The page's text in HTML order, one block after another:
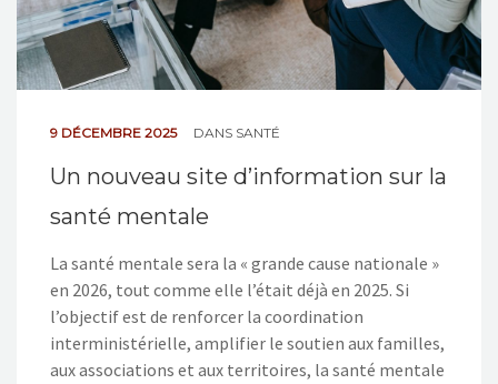
9 DÉCEMBRE 2025 DANS SANTÉ
Un nouveau site d’information sur la
santé mentale
La santé mentale sera la « grande cause nationale »
en 2026, tout comme elle l’était déjà en 2025. Si
l’objectif est de renforcer la coordination
interministérielle, amplifier le soutien aux familles,
aux associations et aux territoires, la santé mentale